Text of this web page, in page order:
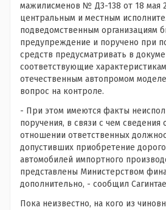
мажилисменов № ДЗ-138 от 18 мая
центральным и местным
подведомственным организациям
предупреждение и поручено при
средств предусматривать в
соответствующие
отечественным автопромом
вопрос на контроле.
- При этом имеются факты
поручения, в связи с чем сведения
отношении ответственных
допустивших приобретение
автомобилей импортного
представлены Министерством
дополнительно, - сообщил
Пока неизвестно, на кого из